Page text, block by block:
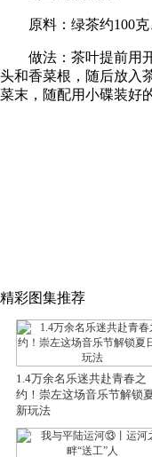
原料：绿茶约100
做法：茶叶提前用
头和香菜根，随后放入
菜末，随配用小碟装好
精彩图集推荐
1.4万余名乐迷共赴青春之
约！崇左这场音乐节解锁
新玩法